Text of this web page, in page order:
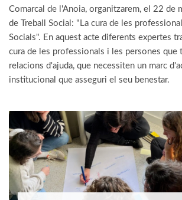
Comarcal de l'Anoia, organitzarem, el 22 de
de Treball Social: "La cura de les
Socials". En aquest acte diferents expertes
cura de les professionals i les persones que
relacions d'ajuda, que necessiten un marc
institucional que asseguri el seu benestar.